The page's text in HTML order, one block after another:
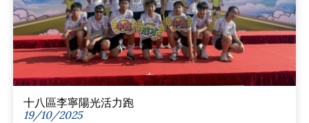
十八區李寧陽光活力跑
19/10/2025